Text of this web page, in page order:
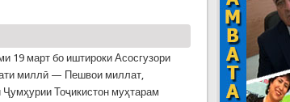
19 март бо иштироки Асосгузори
миллӣ — Пешвои миллат,
Ҷумҳурии Тоҷикистон муҳтарам